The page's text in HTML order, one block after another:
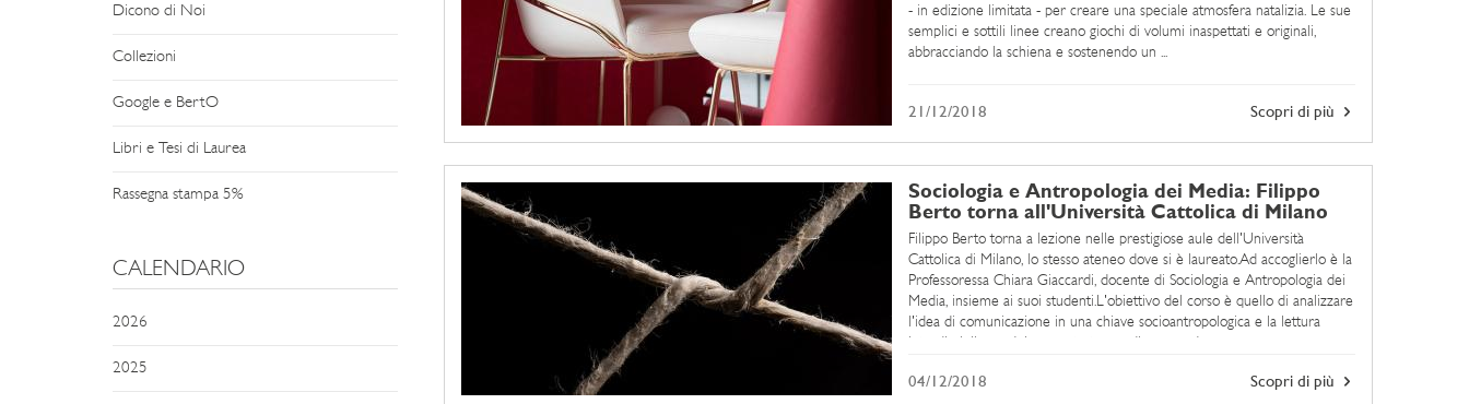
Dicono di Noi
Collezioni
Google e BertO
Libri e Tesi di Laurea
Rassegna stampa 5%
CALENDARIO
2026
2025
- in edizione limitata - per creare una speciale atmosfera natalizia. Le sue
semplici e sottili linee creano giochi di volumi inaspettati e originali,
abbracciando la schiena e sostenendo un ...
Scopri di più
21/12/2018
Sociologia e Antropologia dei Media: Filippo
Berto torna all'Università Cattolica di Milano
Filippo Berto torna a lezione nelle prestigiose aule dell'Università
Cattolica di Milano, lo stesso ateneo dove si è laureato.Ad accoglierlo è la
Professoressa Chiara Giaccardi, docente di Sociologia e Antropologia dei
Media, insieme ai suoi studenti.L'obiettivo del corso è quello di analizzare
l'idea di comunicazione in una chiave socioantropologica e la lettura
Scopri di più
04/12/2018